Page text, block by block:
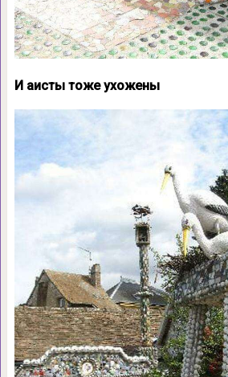
И аисты тоже ухожены